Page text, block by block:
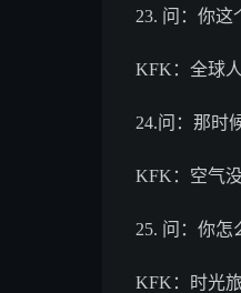
23. 问：你这
KFK：全球
24.问：那时
KFK：空气
25. 问：你怎
KFK：时光